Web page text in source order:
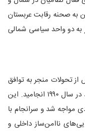
به صحنه رقابت عربستان
به دو واحد سیاسی شمالی
تحولات منجر به توافق
کمپ دیوید، موازنه قدرت را به نفع نیروهای شمالی تغییر داد و در نهایت به شکل‌گیری یمن متحد در سال ۱۹۹۰ انجامید. این
مواجه شد و سرانجام با
پویایی‌های ناامن‌ساز داخلی و